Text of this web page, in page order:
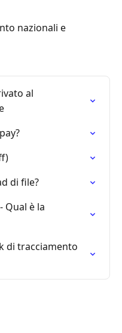
nazionali e
al
di file?
Qual è la
di tracciamento